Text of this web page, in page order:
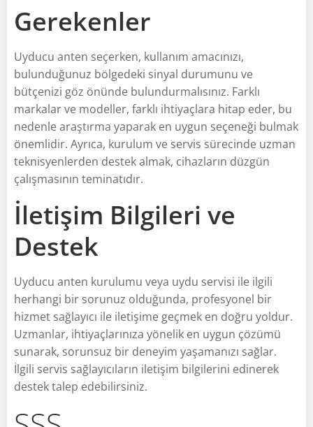
Gerekenler
Uyducu anten seçerken, kullanım amacınızı,
bulunduğunuz bölgedeki sinyal durumunu ve
bütçenizi göz önünde bulundurmalısınız. Farklı
markalar ve modeller, farklı ihtiyaçlara hitap eder, bu
nedenle araştırma yaparak en uygun seçeneği bulmak
önemlidir. Ayrıca, kurulum ve servis sürecinde uzman
teknisyenlerden destek almak, cihazların düzgün
çalışmasının teminatıdır.
İletişim Bilgileri ve
Destek
Uyducu anten kurulumu veya uydu servisi ile ilgili
herhangi bir sorunuz olduğunda, profesyonel bir
hizmet sağlayıcı ile iletişime geçmek en doğru yoldur.
Uzmanlar, ihtiyaçlarınıza yönelik en uygun çözümü
sunarak, sorunsuz bir deneyim yaşamanızı sağlar.
İlgili servis sağlayıcıların iletişim bilgilerini edinerek
destek talep edebilirsiniz.